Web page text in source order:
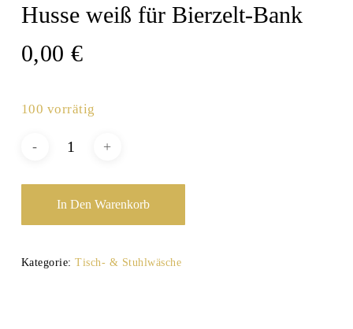
Husse weiß für Bierzelt-Bank
0,00€
100 vorrätig
In Den Warenkorb
Kategorie:Tisch- & Stuhlwäsche